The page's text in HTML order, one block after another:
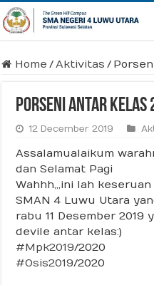
Home /Aktivitas /
Porseni Antar Kelas
12 December 2019
Assalamualaikum
dan Selamat Pagi
Wahhh,,,ini lah
SMAN 4 Luwu Utara
rabu 11 Desember 2019
devile antar kelas:)
#Mpk2019/2020
#Osis2019/2020